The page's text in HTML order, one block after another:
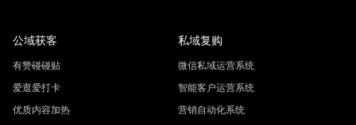
公域获客
有赞碰碰贴
爱逛爱打卡
优质内容加热
私域复购
微信私域运营系统
智能客户运营系统
营销自动化系统